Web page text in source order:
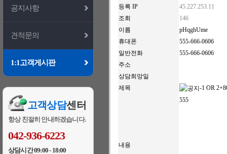
공지사항
견적문의
1:1고객게시판
고객상담센터
항상 친절히 안내하겠습니다.
042-936-6223
상담시간 09:00 - 18:00
등록 IP
45.227.253.11
조회
146
이름
pHqghUme
휴대폰
555-666-0606
일반전화
555-666-0606
주소
상담희망일
제목
-1 OR
내용
555